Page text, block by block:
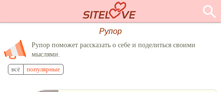
Рупор
Рупор поможет рассказать о себе и поделиться своими
мыслями.
всё популярные